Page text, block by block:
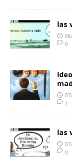
las
0
1
las
0